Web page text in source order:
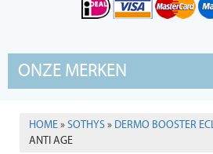
ONZE MERKEN
HOME»SOTHYS» DERMO BOOSTER
ANTI AGE